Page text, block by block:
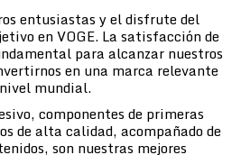
entusiastas y el disfrute del
en VOGE. La satisfacción de
para alcanzar nuestros
en una marca relevante
mundial.
componentes de primeras
de alta calidad, acompañado de
son nuestras mejores